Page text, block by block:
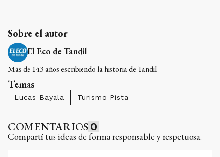
Sobre el autor
El Eco de Tandil
Más de 143 años escribiendo la historia de Tandil
Temas
Lucas Bayala Turismo Pista
COMENTARIOS 0
Compartí tus ideas de forma responsable y respetuosa.